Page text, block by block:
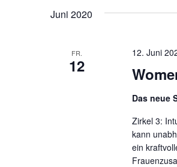
Veranstaltungen
Juni 2020
FR.
12
12. Juni
Das neue
Zirkel 3:
kann
ein